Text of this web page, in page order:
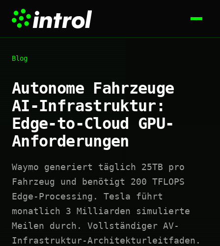
Blog
Autonome Fahrzeuge
AI-Infrastruktur:
Edge-to-Cloud GPU-
Anforderungen
Waymo generiert täglich 25TB pro
Fahrzeug und benötigt 200 TFLOPS
Edge-Processing. Tesla führt
monatlich 3 Milliarden simulierte
Meilen durch. Vollständiger AV-
Infrastruktur-Architekturleitfaden.